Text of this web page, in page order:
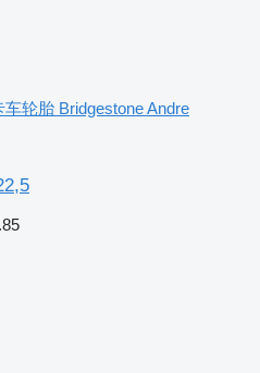
车轮胎 Bridgestone Andre